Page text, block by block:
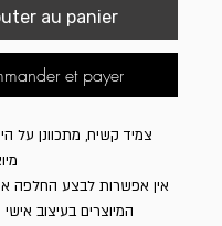
au panier
et payer
צמיד קשיח, מתכוונן על
אין אפשרות לבצע החלפה או
המיוצרים בעיצוב